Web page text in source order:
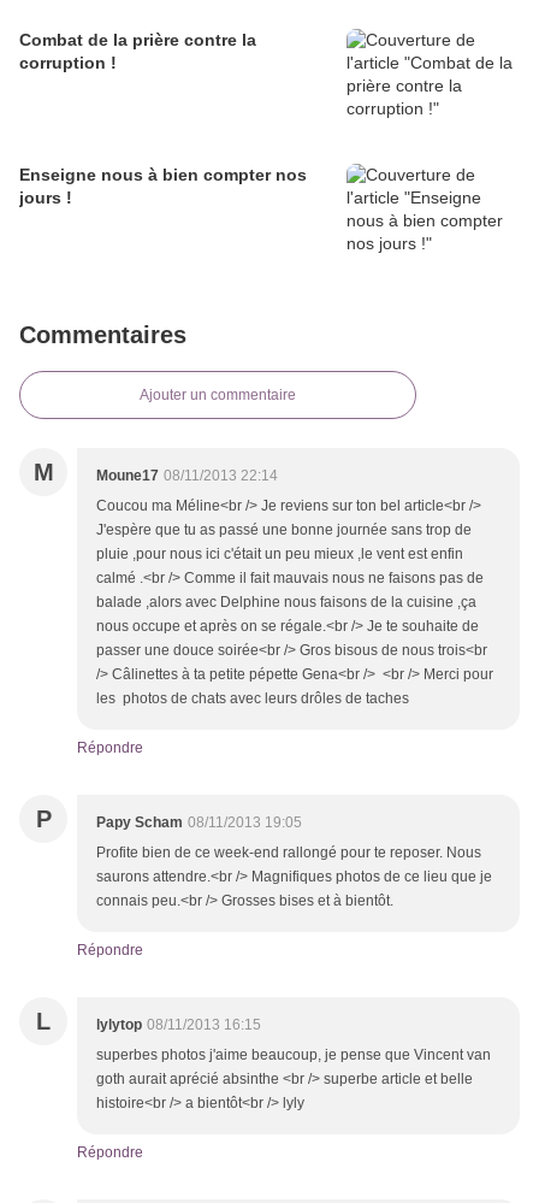
Combat de la prière contre la
corruption !
Enseigne nous à bien compter nos
jours !
Commentaires
Ajouter un commentaire
M Moune17 08/11/2013 22:14
Coucou ma Méline<br /> Je reviens sur ton bel article<br />
J'espère que tu as passé une bonne journée sans trop de
pluie ,pour nous ici c'était un peu mieux ,le vent est enfin
calmé .<br /> Comme il fait mauvais nous ne faisons pas de
balade ,alors avec Delphine nous faisons de la cuisine ,ça
nous occupe et après on se régale.<br /> Je te souhaite de
passer une douce soirée<br /> Gros bisous de nous trois<br
/> Câlinettes à ta petite pépette Gena<br /> <br /> Merci pour
les photos de chats avec leurs drôles de taches
Répondre
P Papy Scham 08/11/2013 19:05
Profite bien de ce week-end rallongé pour te reposer. Nous
saurons attendre.<br /> Magnifiques photos de ce lieu que je
connais peu.<br /> Grosses bises et à bientôt.
Répondre
L lylytop 08/11/2013 16:15
superbes photos j'aime beaucoup, je pense que Vincent van
goth aurait aprécié absinthe <br /> superbe article et belle
histoire<br /> a bientôt<br /> lyly
Répondre